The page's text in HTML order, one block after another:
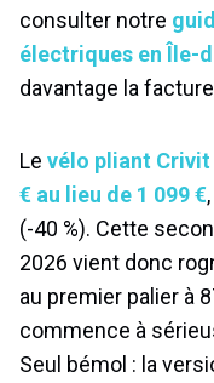
consulter notre
électriques en Île-
davantage la
Le vélo pliant Crivit
€ au lieu de 1 099 €
(-40 %). Cette
2026 vient donc
au premier palier à
commence à
Seul bémol : la